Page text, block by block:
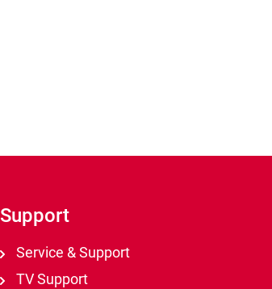
Support
Service & Support
TV Support